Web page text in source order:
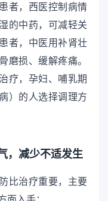
者，西医控制病情
的中药，可减轻关
者，中医用补肾壮
磨损、缓解疼痛。
疗，孕妇、哺乳期
）的人选择调理方
，减少不适发生
比治疗重要，主要